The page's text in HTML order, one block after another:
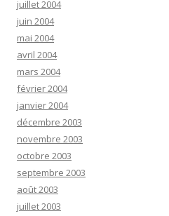
juillet 2004
juin 2004
mai 2004
avril 2004
mars 2004
février 2004
janvier 2004
décembre 2003
novembre 2003
octobre 2003
septembre 2003
août 2003
juillet 2003